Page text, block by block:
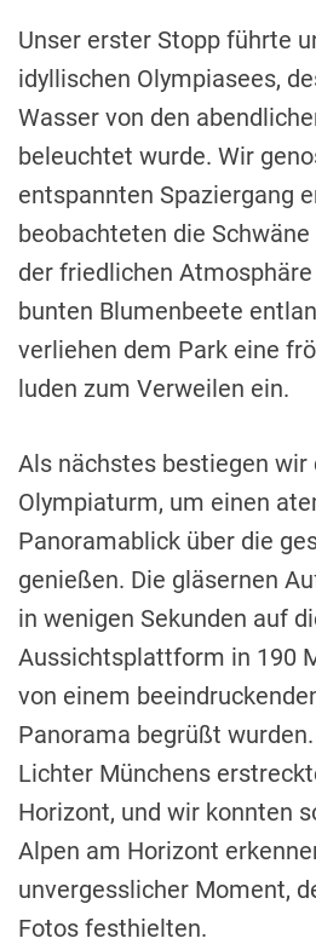
Unser erster Stopp führte
idyllischen Olympiasees,
Wasser von den
beleuchtet wurde. Wir
entspannten Spaziergang
beobachteten die
der friedlichen
bunten Blumenbeete
verliehen dem Park eine
luden zum Verweilen ein.
Als nächstes bestiegen wir
Olympiaturm, um einen
Panoramablick über die
genießen. Die gläsernen
in wenigen Sekunden auf
Aussichtsplattform in 190
von einem
Panorama begrüßt
Lichter Münchens
Horizont, und wir konnten
Alpen am Horizont
unvergesslicher Moment,
Fotos festhielten.